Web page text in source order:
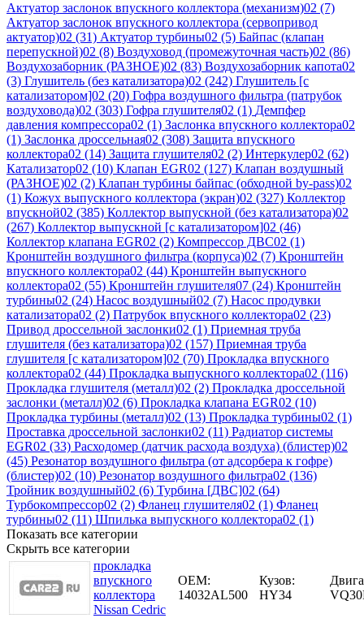
Актуатор заслонок впускного коллектора (механизм)02 (7)
Актуатор заслонок впускного коллектора (сервопривод
актуатор)02 (31) Актуатор турбины02 (5) Байпас (клапан
перепускной)02 (8) Воздуховод (промежуточная часть)02 (86)
Воздухозаборник (РАЗНОЕ)02 (83) Воздухозаборник капота02
(3) Глушитель (без катализатора)02 (242) Глушитель [с
катализатором]02 (20) Гофра воздушного фильтра (патрубок
воздуховода)02 (303) Гофра глушителя02 (1) Демпфер
давления компрессора02 (1) Заслонка впускного коллектора02
(1) Заслонка дроссельная02 (308) Защита впускного
коллектора02 (14) Защита глушителя02 (2) Интеркулер02 (62)
Катализатор02 (10) Клапан EGR02 (127) Клапан воздушный
(РАЗНОЕ)02 (2) Клапан турбины байпас (обходной by-pass)02
(1) Кожух выпускного коллектора (экран)02 (327) Коллектор
впускной02 (385) Коллектор выпускной (без катализатора)02
(267) Коллектор выпускной [с катализатором]02 (46)
Коллектор клапана EGR02 (2) Компрессор ДВС02 (1)
Кронштейн воздушного фильтра (корпуса)02 (7) Кронштейн
впускного коллектора02 (44) Кронштейн выпускного
коллектора02 (55) Кронштейн глушителя07 (24) Кронштейн
турбины02 (24) Насос воздушный02 (7) Насос продувки
катализатора02 (2) Патрубок впускного коллектора02 (23)
Привод дроссельной заслонки02 (1) Приемная труба
глушителя (без катализатора)02 (157) Приемная труба
глушителя [с катализатором]02 (70) Прокладка впускного
коллектора02 (44) Прокладка выпускного коллектора02 (116)
Прокладка глушителя (металл)02 (2) Прокладка дроссельной
заслонки (металл)02 (6) Прокладка клапана EGR02 (10)
Прокладка турбины (металл)02 (13) Прокладка турбины02 (1)
Проставка дроссельной заслонки02 (11) Радиатор системы
EGR02 (33) Расходомер (датчик расхода воздуха) (блистер)02
(45) Резонатор воздушного фильтра (от адсорбера к гофре)
(блистер)02 (10) Резонатор воздушного фильтра02 (136)
Тройник воздушный02 (6) Турбина [ДВС]02 (64)
Турбокомпрессор02 (2) Фланец глушителя02 (1) Фланец
турбины02 (11) Шпилька выпускного коллектора02 (1)
Показать все категории
Скрыть все категории
прокладка
впускного
коллектора
Nissan Cedric
OEM:
14032AL500
Кузов:
HY34